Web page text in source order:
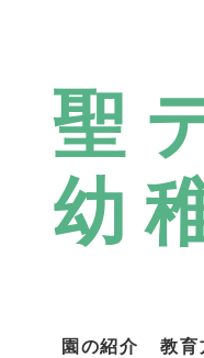
聖
幼
園の紹介 教育